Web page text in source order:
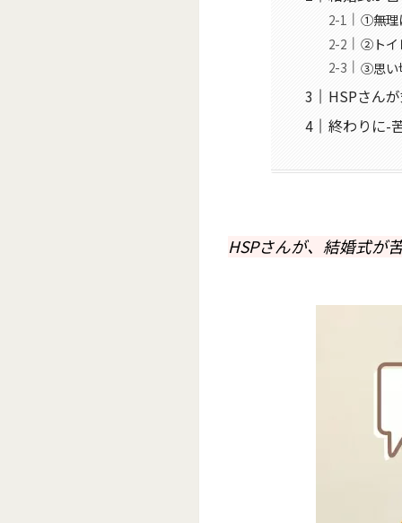
①無理
②トイ
③思い
HSPさん
終わりに-
HSPさんが、結婚式が